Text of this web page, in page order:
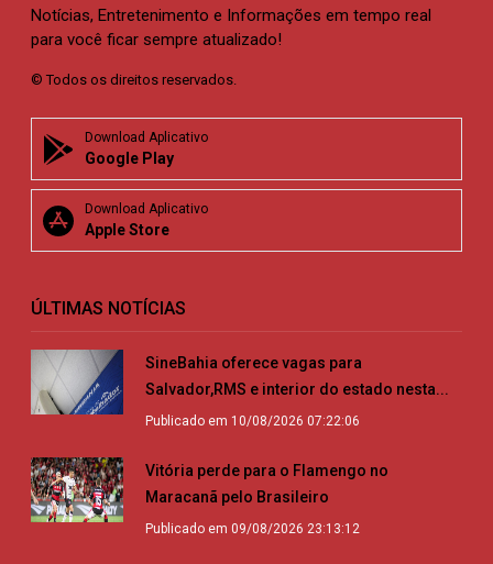
Notícias, Entretenimento e Informações em tempo real
para você ficar sempre atualizado!
© Todos os direitos reservados.
Download Aplicativo
Google Play
Download Aplicativo
Apple Store
ÚLTIMAS NOTÍCIAS
SineBahia oferece vagas para
Salvador,RMS e interior do estado nesta...
Publicado em 10/08/2026 07:22:06
Vitória perde para o Flamengo no
Maracanã pelo Brasileiro
Publicado em 09/08/2026 23:13:12